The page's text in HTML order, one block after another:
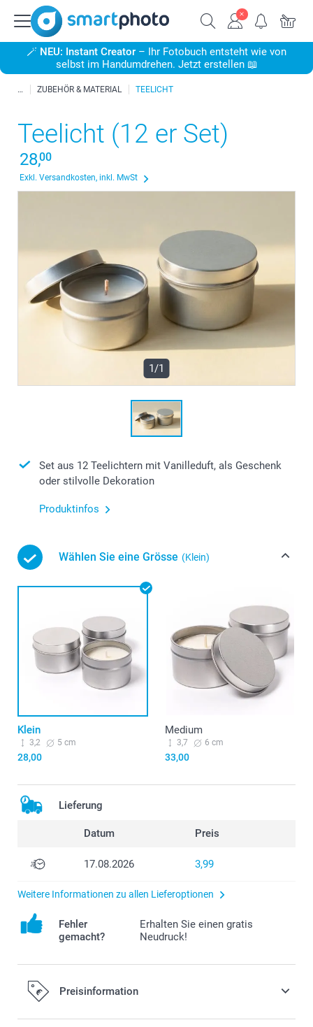
🪄 NEU: Instant Creator – Ihr Fotobuch entsteht wie von
selbst im Handumdrehen. Jetzt erstellen 📖
ZUBEHÖR & MATERIAL TEELICHT
Teelicht (12 er Set)
28,00
Exkl. Versandkosten, inkl. MwSt
1/1
Set aus 12 Teelichtern mit Vanilleduft, als Geschenk
oder stilvolle Dekoration
Produktinfos
Wählen Sie eine Grösse (Klein)
Klein
3,2 5 cm
28,00
Medium
3,7 6 cm
33,00
Lieferung
Datum Preis
17.08.2026 3,99
Weitere Informationen zu allen Lieferoptionen
Fehler
gemacht?
Erhalten Sie einen gratis
Neudruck!
Preisinformation